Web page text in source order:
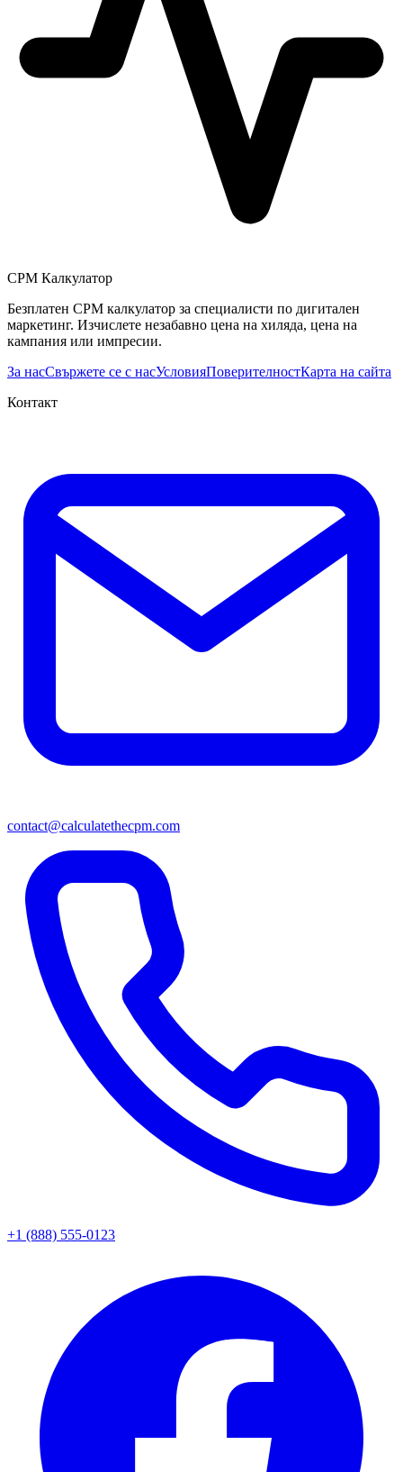
CPM Калкулатор
Безплатен CPM калкулатор за специалисти по дигитален
маркетинг. Изчислете незабавно цена на хиляда, цена на
кампания или импресии.
За насСвържете се с насУсловияПоверителностКарта на сайта
Контакт
contact@calculatethecpm.com
+1 (888) 555-0123